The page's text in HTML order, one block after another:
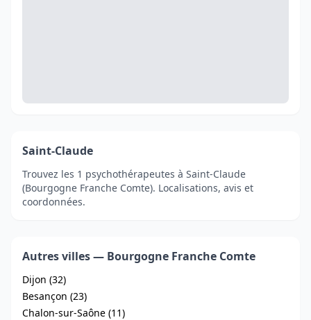
Saint-Claude
Trouvez les 1 psychothérapeutes à Saint-Claude
(Bourgogne Franche Comte). Localisations, avis et
coordonnées.
Autres villes — Bourgogne Franche Comte
Dijon (32)
Besançon (23)
Chalon-sur-Saône (11)